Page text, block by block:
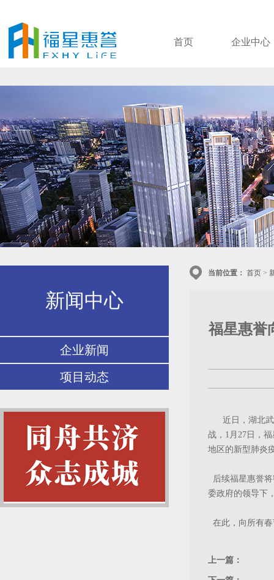
首页 企业中心
新闻中心
企业新闻
项目动态
当前位置： 首页 >
福星惠誉
近日，湖北
战，1月27日，
地区的新型肺炎
后续福星惠誉
委政府的领导下
在此，向所有
上一篇：